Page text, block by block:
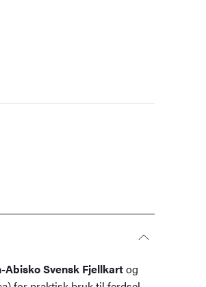
Svensk Fjellkartog